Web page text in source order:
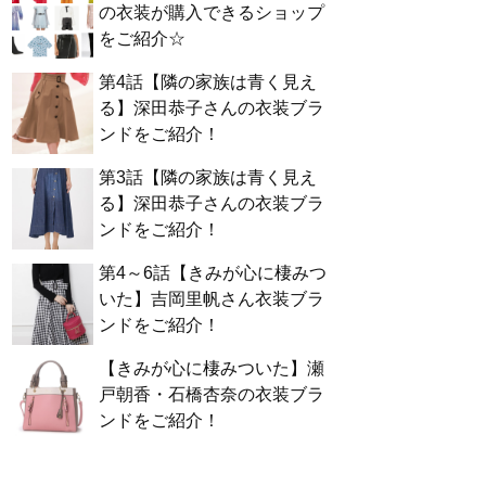
の衣装が購入できるショップ
をご紹介☆
第4話【隣の家族は青く見え
る】深田恭子さんの衣装ブラ
ンドをご紹介！
第3話【隣の家族は青く見え
る】深田恭子さんの衣装ブラ
ンドをご紹介！
第4～6話【きみが心に棲みつ
いた】吉岡里帆さん衣装ブラ
ンドをご紹介！
【きみが心に棲みついた】瀬
戸朝香・石橋杏奈の衣装ブラ
ンドをご紹介！